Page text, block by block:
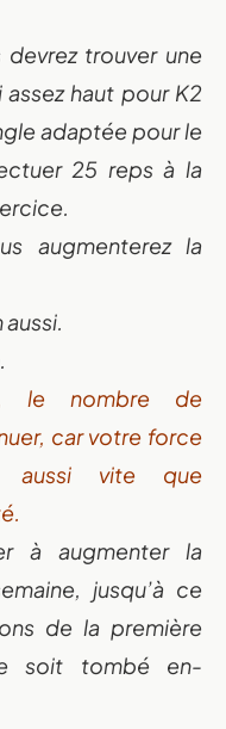
devrez trouver une
haut pour K2
adaptée pour le
25 reps à la
augmenterez la
le nombre de
car votre force
aussi vite que
à augmenter la
jusqu’à ce
de la première
soit tombé en-